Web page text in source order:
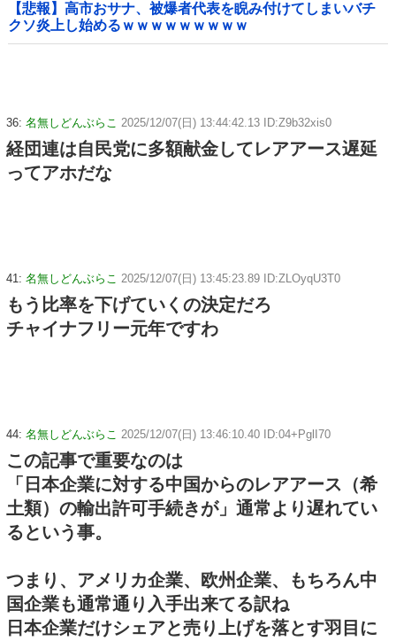
【悲報】高市おサナ、被爆者代表を睨み付けてしまいバチ
クソ炎上し始めるｗｗｗｗｗｗｗｗｗ
36: 名無しどんぶらこ 2025/12/07(日) 13:44:42.13 ID:Z9b32xis0
経団連は自民党に多額献金してレアアース遅延
ってアホだな
41: 名無しどんぶらこ 2025/12/07(日) 13:45:23.89 ID:ZLOyqU3T0
もう比率を下げていくの決定だろ
チャイナフリー元年ですわ
44: 名無しどんぶらこ 2025/12/07(日) 13:46:10.40 ID:04+PglI70
この記事で重要なのは
「日本企業に対する中国からのレアアース（希
土類）の輸出許可手続きが」通常より遅れてい
るという事。
つまり、アメリカ企業、欧州企業、もちろん中
国企業も通常通り入手出来てる訳ね
日本企業だけシェアと売り上げを落とす羽目に